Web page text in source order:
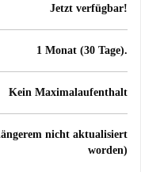
Jetzt verfügbar!
1 Monat (30 Tage).
Kein Maximalaufenthalt
nicht aktualisiert
worden)